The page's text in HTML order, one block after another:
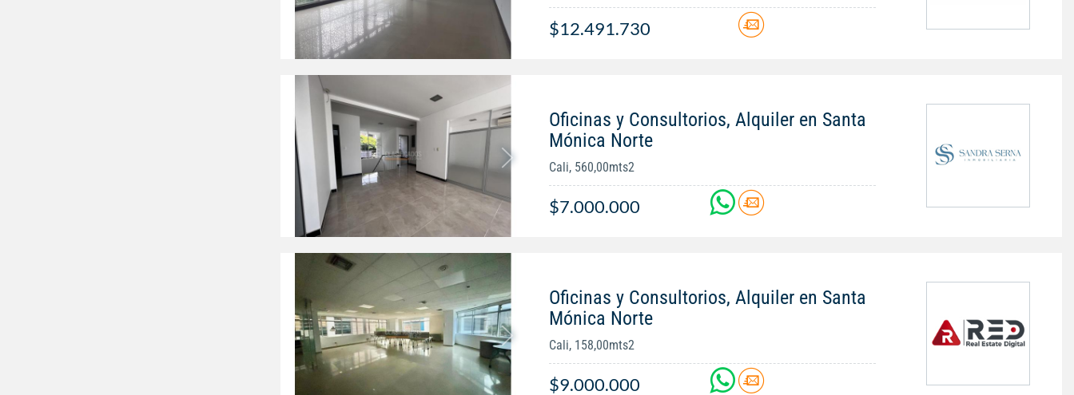
$12.491.730
Oficinas y Consultorios, Alquiler en Santa
Mónica Norte
Cali, 560,00mts2
$7.000.000
Oficinas y Consultorios, Alquiler en Santa
Mónica Norte
Cali, 158,00mts2
$9.000.000